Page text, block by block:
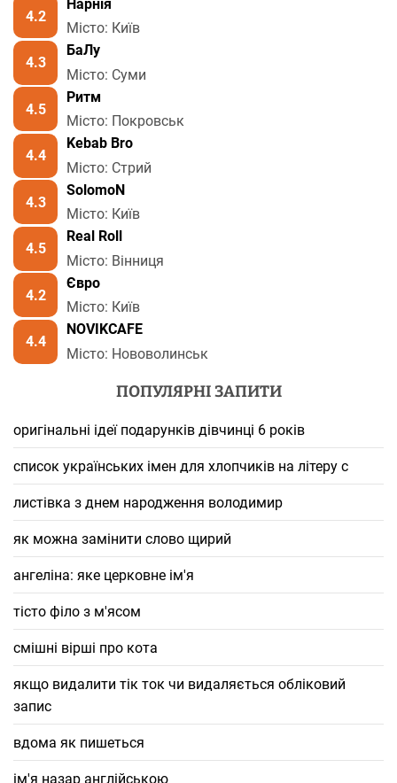
4.2
Нарнія
Місто: Київ
4.3
БаЛу
Місто: Суми
4.5
Ритм
Місто: Покровськ
4.4
Kebab Bro
Місто: Стрий
4.3
SolomoN
Місто: Київ
4.5
Real Roll
Місто: Вінниця
4.2
Євро
Місто: Київ
4.4
NOVIKCAFE
Місто: Нововолинськ
ПОПУЛЯРНІ ЗАПИТИ
оригінальні ідеї подарунків дівчинці 6 років
список українських імен для хлопчиків на літеру с
листівка з днем народження володимир
як можна замінити слово щирий
ангеліна: яке церковне ім'я
тісто філо з м'ясом
смішні вірші про кота
якщо видалити тік ток чи видаляється обліковий
запис
вдома як пишеться
ім'я назар англійською